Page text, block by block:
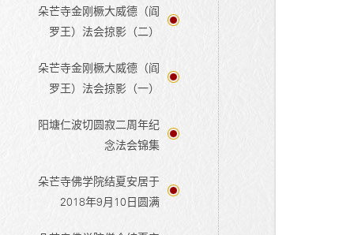
朵芒寺金刚橛大威德（阎
罗王）法会掠影（二）
朵芒寺金刚橛大威德（阎
罗王）法会掠影（一）
阳塘仁波切圆寂二周年纪
念法会锦集
朵芒寺佛学院结夏安居于
2018年9月10日圆满